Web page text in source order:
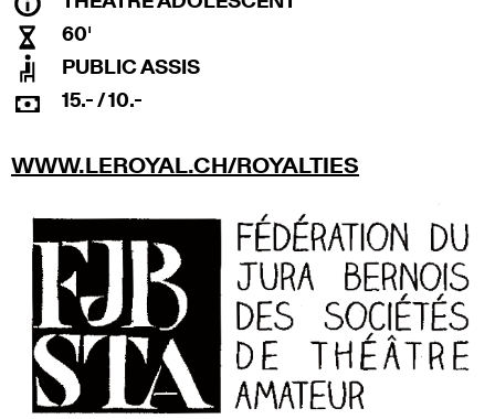
60'
PUBLIC ASSIS
15.- / 10.-
WWW.LEROYAL.CH/ROYALTIES